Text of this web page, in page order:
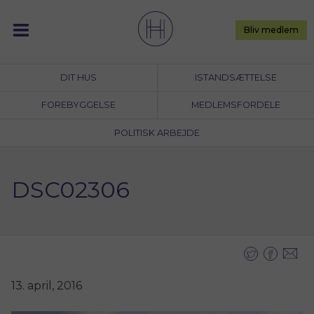
content
DIT HUS ISTANDSÆTTELSE
FOREBYGGELSE MEDLEMSFORDELE
POLITISK ARBEJDE
Bliv medlem
DSC02306
13. april, 2016